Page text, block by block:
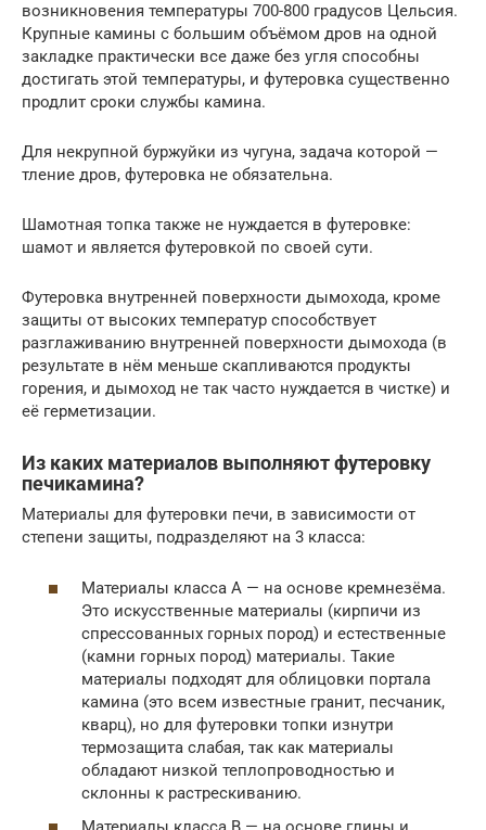
возникновения температуры 700-800 градусов Цельсия.
Крупные камины с большим объёмом дров на одной
закладке практически все даже без угля способны
достигать этой температуры, и футеровка существенно
продлит сроки службы камина.
Для некрупной буржуйки из чугуна, задача которой —
тление дров, футеровка не обязательна.
Шамотная топка также не нуждается в футеровке:
шамот и является футеровкой по своей сути.
Футеровка внутренней поверхности дымохода, кроме
защиты от высоких температур способствует
разглаживанию внутренней поверхности дымохода (в
результате в нём меньше скапливаются продукты
горения, и дымоход не так часто нуждается в чистке) и
её герметизации.
Из каких материалов выполняют футеровку
печикамина?
Материалы для футеровки печи, в зависимости от
степени защиты, подразделяют на 3 класса:
Материалы класса А — на основе кремнезёма.
Это искусственные материалы (кирпичи из
спрессованных горных пород) и естественные
(камни горных пород) материалы. Такие
материалы подходят для облицовки портала
камина (это всем известные гранит, песчаник,
кварц), но для футеровки топки изнутри
термозащита слабая, так как материалы
обладают низкой теплопроводностью и
склонны к растрескиванию.